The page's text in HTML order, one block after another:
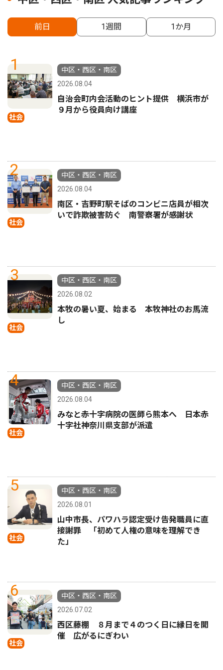
前日 1週間 1か月
1
社会
中区・西区・南区
2026.08.04
自治会町内会活動のヒント提供 横浜市が
９月から役員向け講座
2
社会
中区・西区・南区
2026.08.04
南区・吉野町駅そばのコンビニ店員が相次
いで詐欺被害防ぐ 南警察署が感謝状
3
社会
中区・西区・南区
2026.08.02
本牧の暑い夏、始まる 本牧神社のお馬流
し
4
社会
中区・西区・南区
2026.08.04
みなと赤十字病院の医師ら熊本へ 日本赤
十字社神奈川県支部が派遣
5
社会
中区・西区・南区
2026.08.01
山中市長、パワハラ認定受け告発職員に直
接謝罪 「初めて人権の意味を理解でき
た」
6
社会
中区・西区・南区
2026.07.02
西区藤棚 ８月まで４のつく日に縁日を開
催 広がるにぎわい